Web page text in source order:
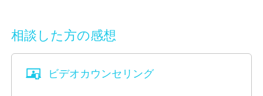
人がいる」という事実は、心が冷え切っている人にと
って、とても温かいホッとする存在になるのではない
でしょうか。
相談した方の感想
ビデオカウンセリング